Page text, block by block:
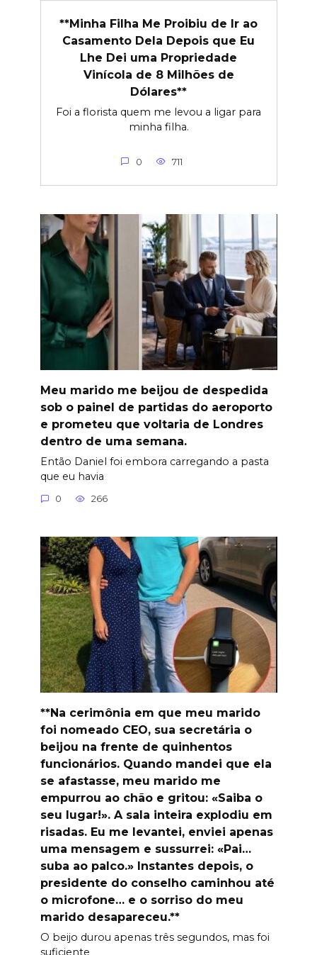
**Minha Filha Me Proibiu de Ir ao
Casamento Dela Depois que Eu
Lhe Dei uma Propriedade
Vinícola de 8 Milhões de
Dólares**
Foi a florista quem me levou a ligar para
minha filha.
0 711
Meu marido me beijou de despedida
sob o painel de partidas do aeroporto
e prometeu que voltaria de Londres
dentro de uma semana.
Então Daniel foi embora carregando a pasta
que eu havia
0 266
**Na cerimônia em que meu marido
foi nomeado CEO, sua secretária o
beijou na frente de quinhentos
funcionários. Quando mandei que ela
se afastasse, meu marido me
empurrou ao chão e gritou: «Saiba o
seu lugar!». A sala inteira explodiu em
risadas. Eu me levantei, enviei apenas
uma mensagem e sussurrei: «Pai…
suba ao palco.» Instantes depois, o
presidente do conselho caminhou até
o microfone… e o sorriso do meu
marido desapareceu.**
O beijo durou apenas três segundos, mas foi
suficiente